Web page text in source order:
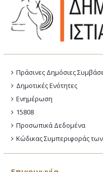
Πράσινες Δημόσιες
Δημοτικές Ενότητες
Ενημέρωση
15808
Προσωπικά Δεδομένα
Κώδικας Συμπεριφοράς